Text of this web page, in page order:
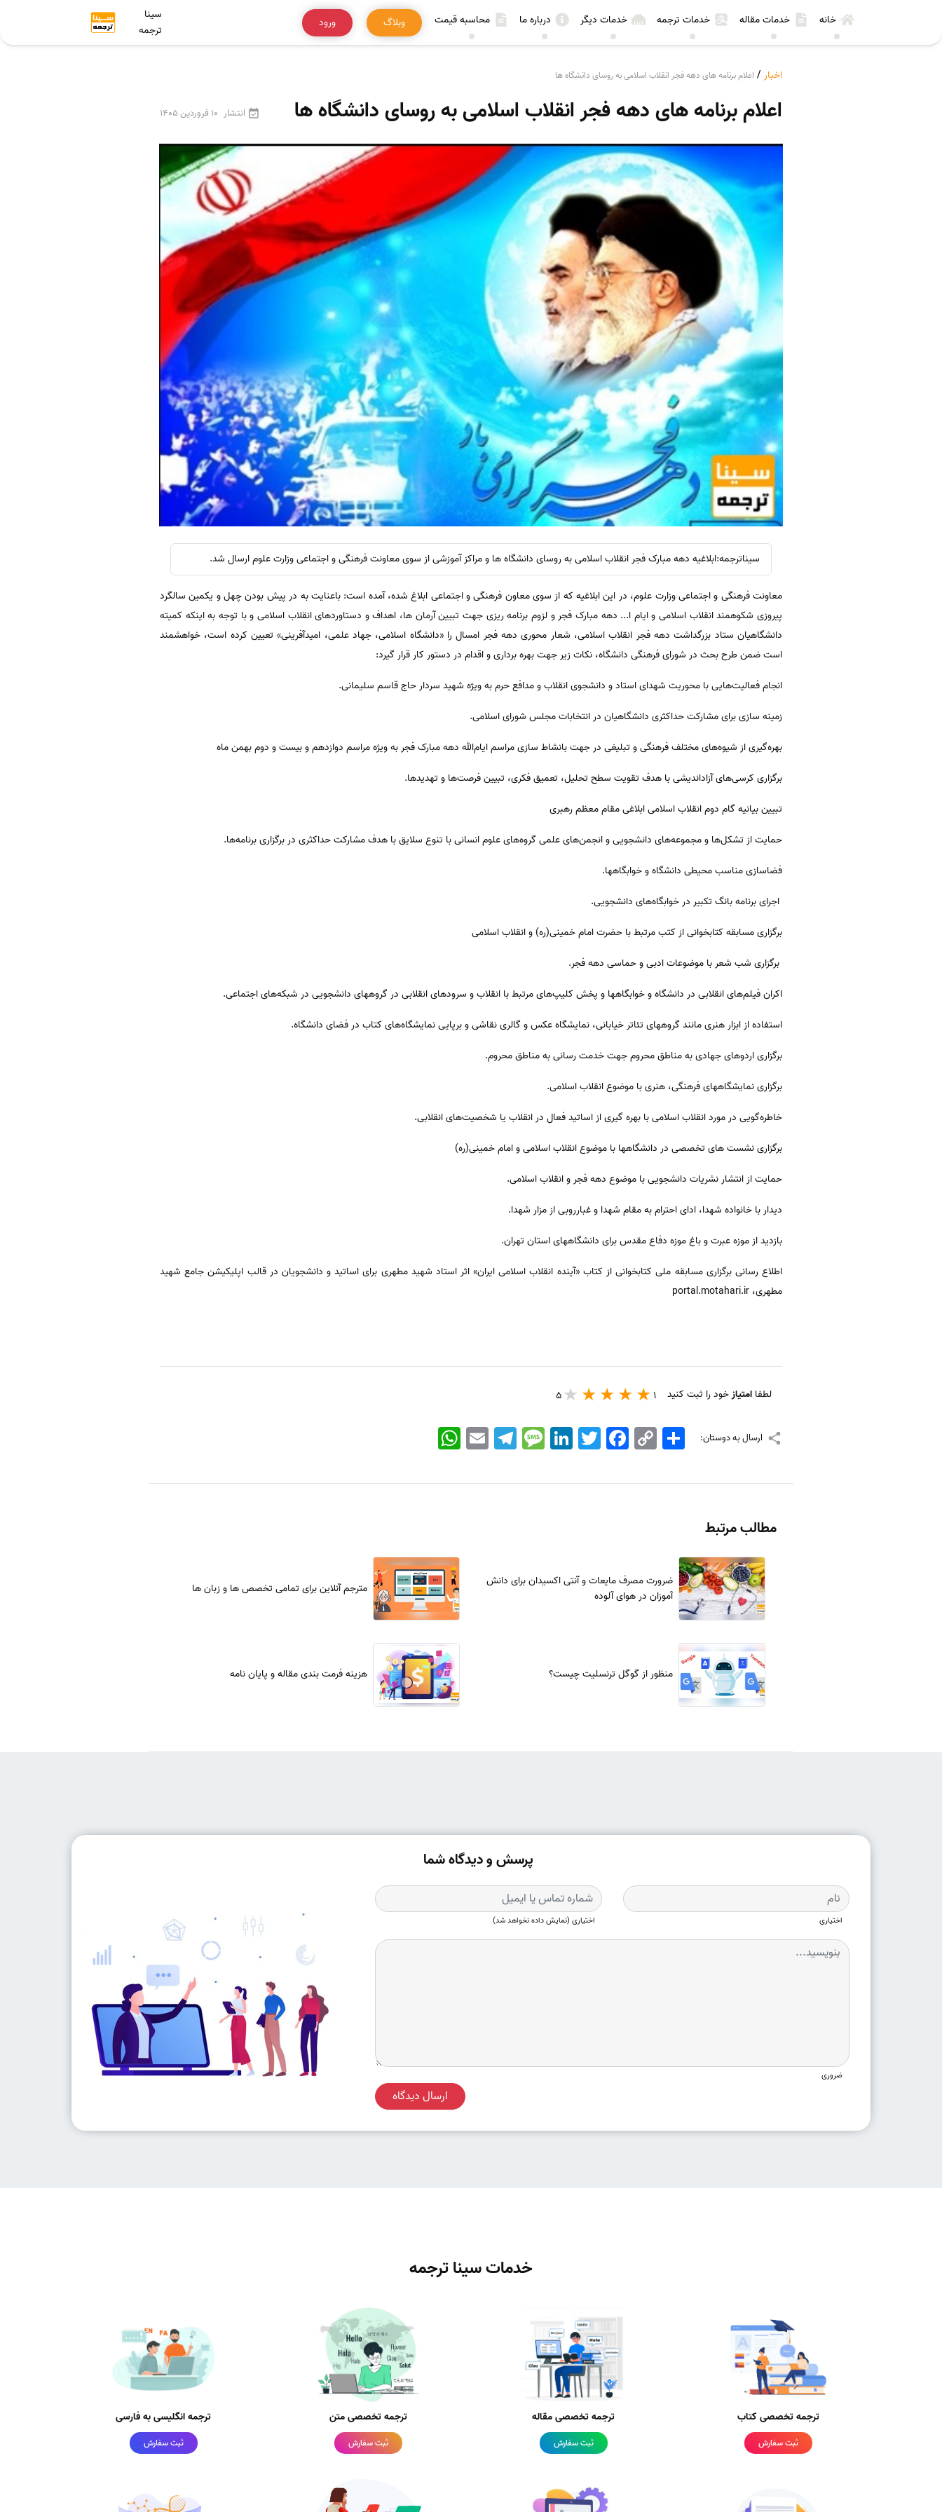
خانه خدمات مقاله خدمات ترجمه خدمات دیگر درباره ما محاسبه قیمت وبلاگ ورود
سینا
ترجمه
اخبار / اعلام برنامه های دهه فجر انقلاب اسلامی به روسای دانشگاه ها
اعلام برنامه های دهه فجر انقلاب اسلامی به روسای دانشگاه ها انتشار 10 فروردین 1405
سیناترجمه:ابلاغیه دهه مبارک فجر انقلاب اسلامی به روسای دانشگاه ها و مراکز آموزشی از سوی معاونت فرهنگی و اجتماعی وزارت علوم ارسال شد.
معاونت فرهنگی و اجتماعی وزارت علوم، در این ابلاغیه که از سوی معاون فرهنگی و اجتماعی ابلاغ شده، آمده است: باعنایت به در پیش بودن چهل و یکمین سالگرد
پیروزی شکوهمند انقلاب اسلامی و ایام ا... دهه مبارک فجر و لزوم برنامه ریزی جهت تبیین آرمان ها، اهداف و دستاوردهای انقلاب اسلامی و با توجه به اینکه کمیته
دانشگاهیان ستاد بزرگداشت دهه فجر انقلاب اسلامی، شعار محوری دهه فجر امسال را «دانشگاه اسلامی، جهاد علمی، امیدآفرینی» تعیین کرده است، خواهشمند
است ضمن طرح بحث در شورای فرهنگی دانشگاه، نکات زیر جهت بهره برداری و اقدام در دستور کار قرار گیرد:
انجام فعالیت‌هایی با محوریت شهدای استاد و دانشجوی انقلاب و مدافع حرم به ویژه شهید سردار حاج قاسم سلیمانی.
زمینه سازی برای مشارکت حداکثری دانشگاهیان در انتخابات مجلس شورای اسلامی.
بهره‌گیری از شیوه‌های مختلف فرهنگی و تبلیغی در جهت بانشاط سازی مراسم ایام‌الله دهه مبارک فجر به ویژه مراسم دوازدهم و بیست و دوم بهمن ماه
برگزاری کرسی‌های آزاداندیشی با هدف تقویت سطح تحلیل، تعمیق فکری، تبیین فرصت‌ها و تهدیدها.
تبیین بیانیه گام دوم انقلاب اسلامی ابلاغی مقام معظم رهبری
حمایت از تشکل‌ها و مجموعه‌های دانشجویی و انجمن‌های علمی گروه‌های علوم انسانی با تنوع سلایق با هدف مشارکت حداکثری در برگزاری برنامه‌ها.
فضاسازی مناسب محیطی دانشگاه و خوابگاهها.
اجرای برنامه بانگ تکبیر در خوابگاه‌های دانشجویی.
برگزاری مسابقه کتابخوانی از کتب مرتبط با حضرت امام خمینی(ره) و انقلاب اسلامی
برگزاری شب شعر با موضوعات ادبی و حماسی دهه فجر.
اکران فیلم‌های انقلابی در دانشگاه و خوابگاهها و پخش کلیپ‌های مرتبط با انقلاب و سرودهای انقلابی در گروههای دانشجویی در شبکه‌های اجتماعی.
استفاده از ابزار هنری مانند گروههای تئاتر خیابانی، نمایشگاه عکس و گالری نقاشی و برپایی نمایشگاه‌های کتاب در فضای دانشگاه.
برگزاری اردوهای جهادی به مناطق محروم جهت خدمت رسانی به مناطق محروم.
برگزاری نمایشگاههای فرهنگی، هنری با موضوع انقلاب اسلامی.
خاطره‌گویی در مورد انقلاب اسلامی با بهره گیری از اساتید فعال در انقلاب یا شخصیت‌های انقلابی.
برگزاری نشست های تخصصی در دانشگاهها با موضوع انقلاب اسلامی و امام خمینی(ره)
حمایت از انتشار نشریات دانشجویی با موضوع دهه فجر و انقلاب اسلامی.
دیدار با خانواده شهدا، ادای احترام به مقام شهدا و غبارروبی از مزار شهدا.
بازدید از موزه عبرت و باغ موزه دفاع مقدس برای دانشگاههای استان تهران.
اطلاع رسانی برگزاری مسابقه ملی کتابخوانی از کتاب «آینده انقلاب اسلامی ایران» اثر استاد شهید مطهری برای اساتید و دانشجویان در قالب اپلیکیشن جامع شهید
مطهری، portal.motahari.ir
لطفا امتیازخود را ثبت کنید 1
5
ارسال به دوستان: WhatsApp EmailTelegramMessageLinkedIn TwitterFacebook Copy
Link
اشتراک
مطالب مرتبط
ضرورت مصرف مایعات و آنتی اکسیدان برای دانش
آموزان در هوای آلوده
مترجم آنلاین برای تمامی تخصص ها و زبان ها
منظور از گوگل ترنسلیت چیست؟ هزینه فرمت بندی مقاله و پایان نامه
پرسش و دیدگاه شما
اختیاری اختیاری (نمایش داده نخواهد شد)
ضروری
ارسال دیدگاه
خدمات سینا ترجمه
ترجمه تخصصی کتاب
ثبت سفارش
ترجمه تخصصی مقاله
ثبت سفارش
ترجمه تخصصی متن
ثبت سفارش
ترجمه انگلیسی به فارسی
ثبت سفارش